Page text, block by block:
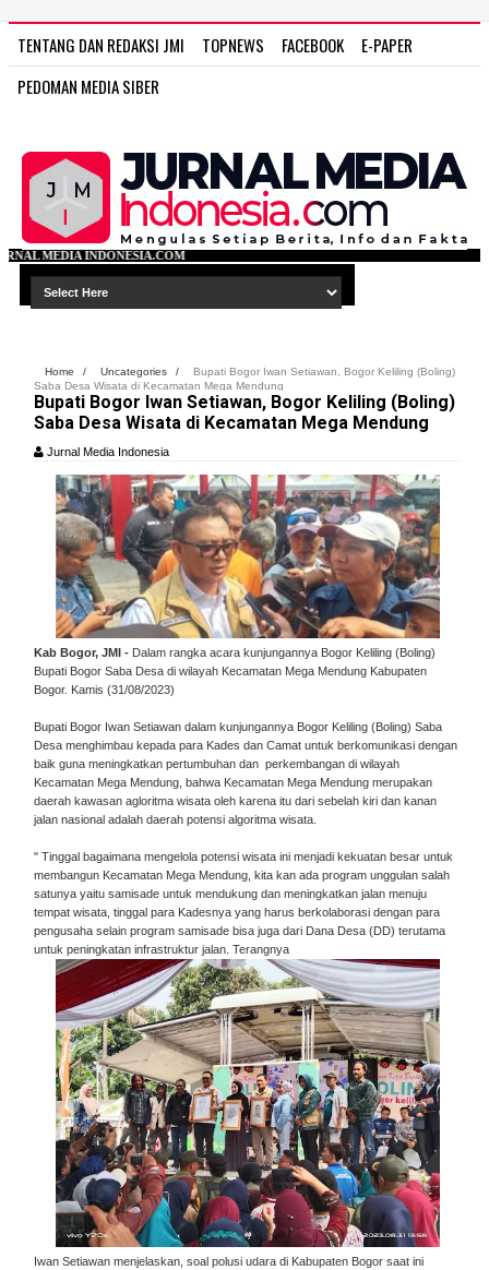
TENTANG DAN REDAKSI JMI TOPNEWS FACEBOOK
E-PAPER
PEDOMAN MEDIA SIBER
Home / Uncategories /
Bupati Bogor Iwan Setiawan, Bogor Keliling (Boling)
Saba Desa Wisata di Kecamatan Mega Mendung
Bupati Bogor Iwan Setiawan, Bogor Keliling (Boling)
Saba Desa Wisata di Kecamatan Mega Mendung
Jurnal Media Indonesia
Kab Bogor, JMI - Dalam rangka acara kunjungannya Bogor Keliling (Boling)
Bupati Bogor Saba Desa di wilayah Kecamatan Mega Mendung Kabupaten
Bogor. Kamis (31/08/2023)
Bupati Bogor Iwan Setiawan dalam kunjungannya Bogor Keliling (Boling) Saba
Desa menghimbau kepada para Kades dan Camat untuk berkomunikasi dengan
baik guna meningkatkan pertumbuhan dan perkembangan di wilayah
Kecamatan Mega Mendung, bahwa Kecamatan Mega Mendung merupakan
daerah kawasan agloritma wisata oleh karena itu dari sebelah kiri dan kanan
jalan nasional adalah daerah potensi algoritma wisata.
" Tinggal bagaimana mengelola potensi wisata ini menjadi kekuatan besar untuk
membangun Kecamatan Mega Mendung, kita kan ada program unggulan salah
satunya yaitu samisade untuk mendukung dan meningkatkan jalan menuju
tempat wisata, tinggal para Kadesnya yang harus berkolaborasi dengan para
pengusaha selain program samisade bisa juga dari Dana Desa (DD) terutama
untuk peningkatan infrastruktur jalan. Terangnya
Iwan Setiawan menjelaskan, soal polusi udara di Kabupaten Bogor saat ini